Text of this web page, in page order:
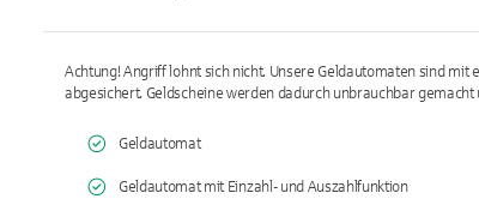
Achtung! Angriff lohnt sich nicht. Unsere Geldautomaten sind mit
abgesichert. Geldscheine werden dadurch unbrauchbar
Geldautomat
Geldautomat mit Einzahl- und Auszahlfunktion